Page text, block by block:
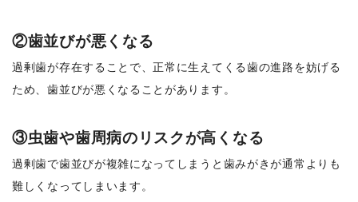
②歯並びが悪くなる
過剰歯が存在することで、正常に生えてくる歯の進路を妨げる
ため、歯並びが悪くなることがあります。
③虫歯や歯周病のリスクが高くなる
過剰歯で歯並びが複雑になってしまうと歯みがきが通常よりも
難しくなってしまいます。